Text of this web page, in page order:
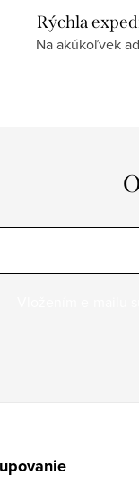
Rýchla
Na akúkoľvek